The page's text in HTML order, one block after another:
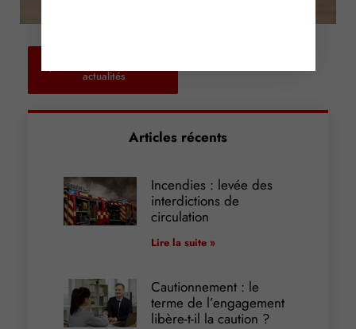
actualités
Articles récents
Incendies : levée des
interdictions de
circulation
Lire la suite »
Cautionnement : le
terme de l’engagement
libère-t-il la caution ?